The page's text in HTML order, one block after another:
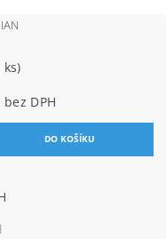
ks)
5 446,28 Kč bez DPH